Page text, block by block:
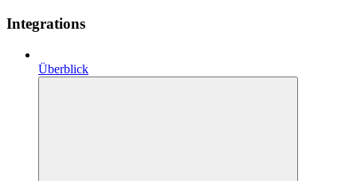
Integrations
Überblick